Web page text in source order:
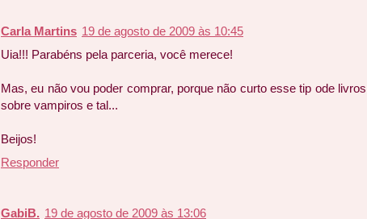
Carla Martins 19 de agosto de 2009 às 10:45
Uia!!! Parabéns pela parceria, você merece!
Mas, eu não vou poder comprar, porque não curto esse tip ode livros
sobre vampiros e tal...
Beijos!
Responder
GabiB. 19 de agosto de 2009 às 13:06